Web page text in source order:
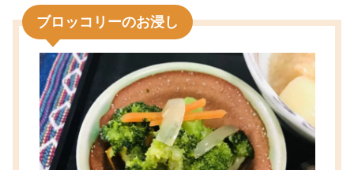
ブロッコリーのお浸し